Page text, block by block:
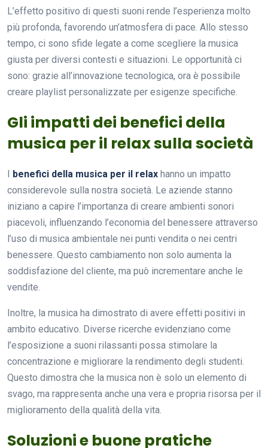
L’effetto positivo di questi suoni rende l’esperienza molto
più profonda, favorendo un’atmosfera di pace. Allo stesso
tempo, ci sono sfide legate a come scegliere la musica
giusta per diversi contesti e situazioni. Le opportunità ci
sono: grazie all’innovazione tecnologica, ora è possibile
creare playlist personalizzate per esigenze specifiche.
Gli impatti dei benefici della
musica per il relax sulla società
I benefici della musica per il relax hanno un impatto
considerevole sulla nostra società. Le aziende stanno
iniziano a capire l’importanza di creare ambienti sonori
piacevoli, influenzando l’economia del benessere attraverso
l’uso di musica ambientale nei punti vendita o nei centri
benessere. Questo cambiamento non solo aumenta la
soddisfazione del cliente, ma può incrementare anche le
vendite.
Inoltre, la musica ha dimostrato di avere effetti positivi in
ambito educativo. Diverse ricerche evidenziano come
l’esposizione a suoni rilassanti possa stimolare la
concentrazione e migliorare la rendimento degli studenti.
Questo dimostra che la musica non è solo un elemento di
svago, ma rappresenta anche una vera e propria risorsa per il
miglioramento della qualità della vita.
Soluzioni e buone pratiche